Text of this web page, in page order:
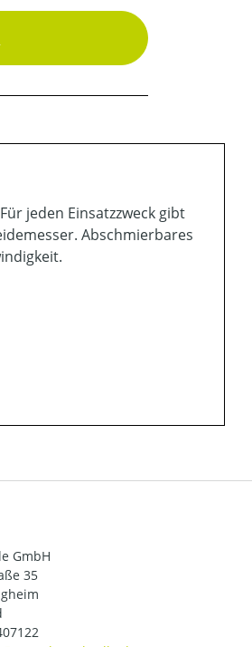
jeden Einsatzzweck gibt
Abschmierbares
GmbH
35